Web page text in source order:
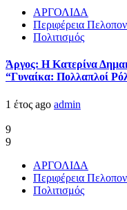
ΑΡΓΟΛΙΔΑ
Περιφέρεια
Πολιτισμός
Άργος: Η Κατερίνα
“Γυναίκα: Πολλαπλοί
1 έτος ago admin
9
9
ΑΡΓΟΛΙΔΑ
Περιφέρεια
Πολιτισμός